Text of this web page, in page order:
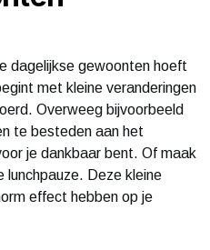
dagelijkse gewoonten hoeft
met kleine veranderingen
Overweeg bijvoorbeeld
te besteden aan het
je dankbaar bent. Of maak
lunchpauze. Deze kleine
effect hebben op je